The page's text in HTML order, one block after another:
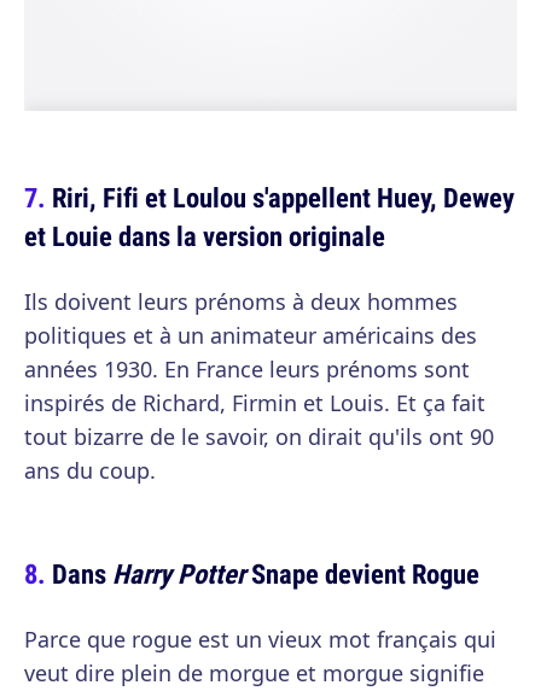
Riri, Fifi et Loulou s'appellent Huey, Dewey
et Louie dans la version originale
Ils doivent leurs prénoms à deux hommes
politiques et à un animateur américains des
années 1930. En France leurs prénoms sont
inspirés de Richard, Firmin et Louis. Et ça fait
tout bizarre de le savoir, on dirait qu'ils ont 90
ans du coup.
DansHarry PotterSnape devient Rogue
Parce que rogue est un vieux mot français qui
veut dire plein de morgue et morgue signifie